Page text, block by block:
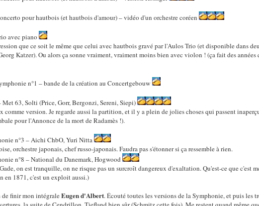
pour hautbois (et hautbois d'amour) – vidéo d'un orchestre coréen
avec piano
que ce soit le même que celui avec hautbois gravé par l'Aulos Trio (et disponible dans
Katzer). Ou alors ça sonne vraiment, vraiment moins bien avec violon ! (ça fait des
n°1 – bande de la création au Concertgebouw
Met 63, Solti (Price, Gorr, Bergonzi, Sereni, Siepi)
comme version. Je regarde aussi la partition, et il y a plein de jolies choses qui passent
pour l'Annonce de la mort de Radamès !).
n°3 – Aichi ChbO, Yuri Nitta
orchestre japonais, chef russo-japonais. Faudra pas s'étonner si ça ressemble à rien.
n°8 – National du Danemark, Hogwood
on est tranquille, on ne risque pas un surcroît dangereux d'exaltation. Qu'est-ce que c'est
en 1871, c'est un exploit aussi.)
de finir mon intégraleEugen d'Albert. Écouté toutes les versions de la Symphonie, et puis les